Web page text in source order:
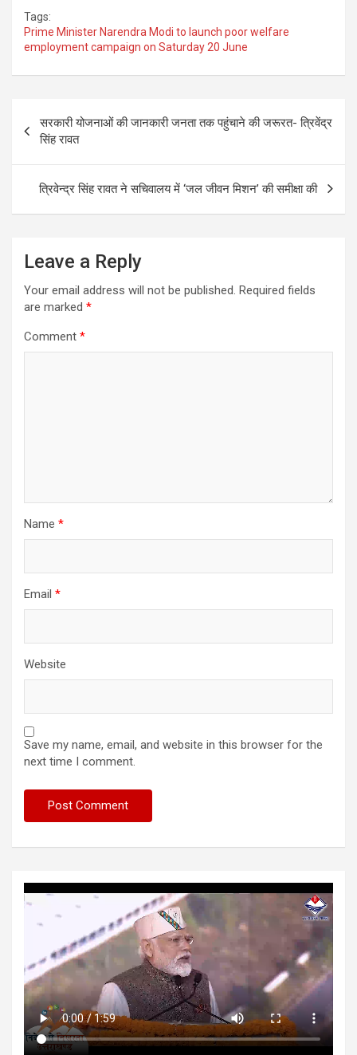
ce
b
o
o
k
tt
er
ail at
s
A
p
p
ar
e
Tags:
Prime Minister Narendra Modi to launch poor welfare
employment campaign on Saturday 20 June
navigation
सरकारी योजनाओं की जानकारी जनता तक पहुंचाने की जरूरत- त्रिवेंद्र
सिंह रावत
त्रिवेन्द्र सिंह रावत ने सचिवालय में ‘जल जीवन मिशन’ की समीक्षा की
Leave a Reply
Your email address will not be published. Required fields
are marked *
Comment *
Name *
Email *
Website
Save my name, email, and website in this browser for the
next time I comment.